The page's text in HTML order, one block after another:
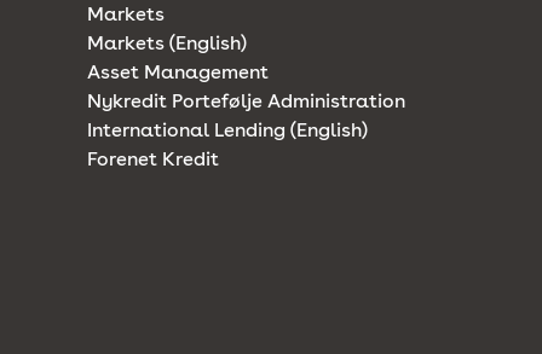
Markets
Markets (English)
Asset Management
Nykredit Portefølje Administration
International Lending (English)
Forenet Kredit